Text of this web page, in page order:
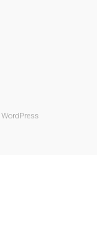
WordPress